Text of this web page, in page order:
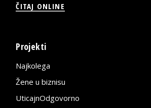
ČITAJ ONLINE
Projekti
Najkolega
Žene u biznisu
UticajnOdgovorno